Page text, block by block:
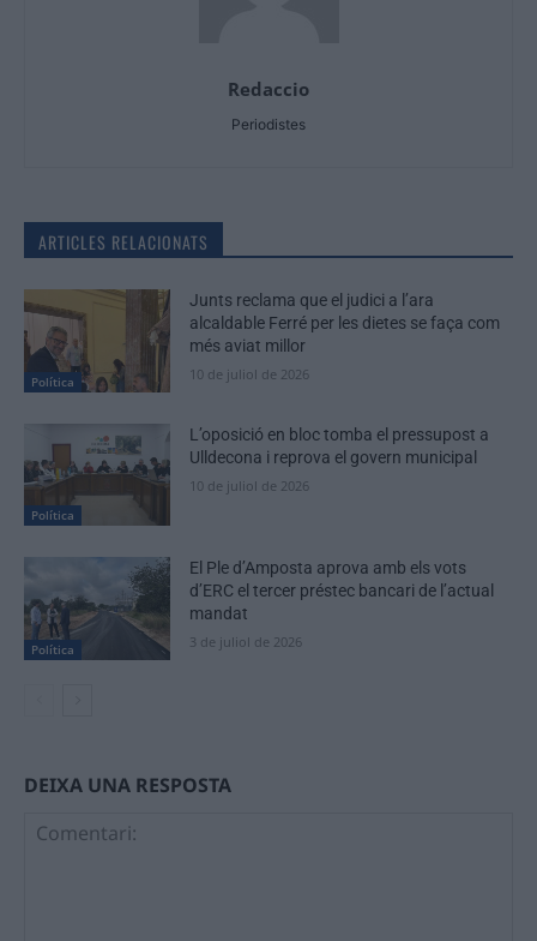
Redaccio
Periodistes
ARTICLES RELACIONATS
Política
Junts reclama que el judici a l’ara
alcaldable Ferré per les dietes se faça com
més aviat millor
10 de juliol de 2026
Política
L’oposició en bloc tomba el pressupost a
Ulldecona i reprova el govern municipal
10 de juliol de 2026
Política
El Ple d’Amposta aprova amb els vots
d’ERC el tercer préstec bancari de l’actual
mandat
3 de juliol de 2026
DEIXA UNA RESPOSTA